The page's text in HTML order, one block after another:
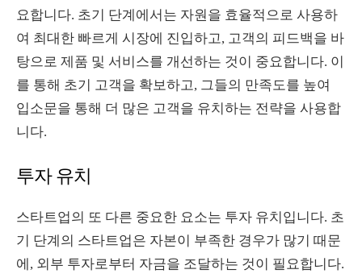
요합니다. 초기 단계에서는 자원을 효율적으로 사용하
여 최대한 빠르게 시장에 진입하고, 고객의 피드백을 바
탕으로 제품 및 서비스를 개선하는 것이 중요합니다. 이
를 통해 초기 고객을 확보하고, 그들의 만족도를 높여
입소문을 통해 더 많은 고객을 유치하는 전략을 사용합
니다.
투자 유치
스타트업의 또 다른 중요한 요소는 투자 유치입니다. 초
기 단계의 스타트업은 자본이 부족한 경우가 많기 때문
에, 외부 투자로부터 자금을 조달하는 것이 필요합니다.